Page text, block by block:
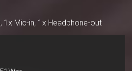
1x Mic-in, 1x Headphone-out